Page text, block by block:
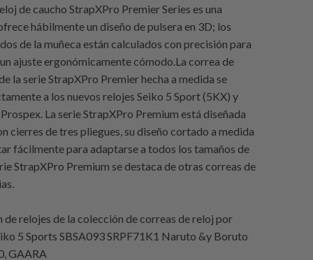
de caucho StrapXPro Premier Series es una
hábilmente un diseño de pulsera en 3D; los
de la muñeca están calculados con precisión para
ajuste ergonómicamente cómodo.La correa de
la serie StrapXPro Premier hecha a medida se
a los nuevos relojes Seiko 5 Sport (5KX) y
La serie StrapXPro Premium está diseñada
cierres de tres pliegues, su diseño cortado a medida
fácilmente para adaptarse a todos los tamaños de
StrapXPro Premium se destaca de otras correas de
relojes de la colección de correas de reloj por
5 Sports SBSA093 SRPF71K1 Naruto &y Boruto
GAARA